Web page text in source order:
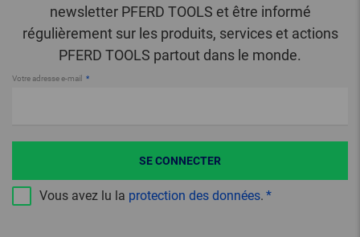
newsletter PFERD TOOLS et être informé
régulièrement sur les produits, services et actions
PFERD TOOLS partout dans le monde.
Votre adresse e-mail
Vous avez lu la protection des données.
SE CONNECTER